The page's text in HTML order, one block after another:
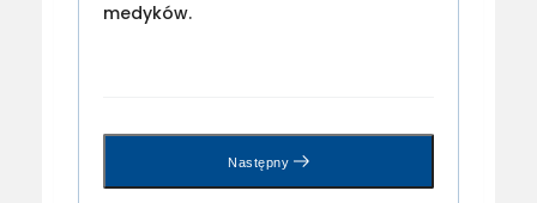
medyków.
Następny